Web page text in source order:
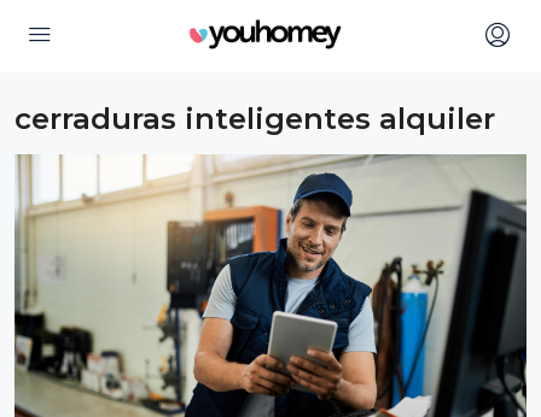
cerraduras inteligentes alquiler